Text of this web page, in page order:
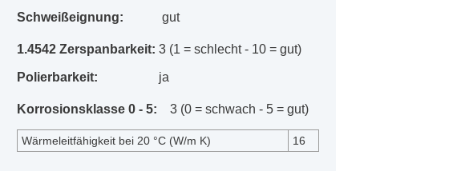
Schweißeignung: gut
1.4542 Zerspanbarkeit: 3 (1 = schlecht - 10 = gut)
Polierbarkeit: ja
Korrosionsklasse 0 - 5: 3 (0 = schwach - 5 = gut)
Wärmeleitfähigkeit bei 20 °C (W/m K) 16